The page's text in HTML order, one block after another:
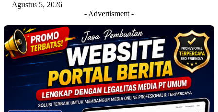
Agustus 5, 2026
- Advertisment -